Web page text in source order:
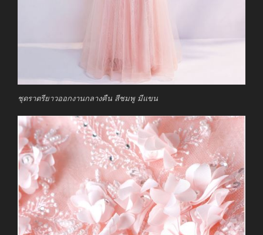
ชุดราตรียาวออกงานกลางคืน สีชมพู มีแขน